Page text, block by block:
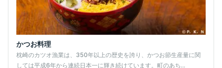
かつお料理
枕崎のカツオ漁業は、350年以上の歴史を誇り、かつお節生産量に関
しては平成6年から連続日本一に輝き続けています。町のあち...